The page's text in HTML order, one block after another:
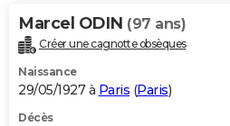
Marcel ODIN (97 ans)
Créer une cagnotte obsèques
Naissance
29/05/1927 à Paris (Paris)
Décès